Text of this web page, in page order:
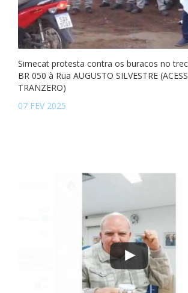
Simecat protesta contra os buracos no
BR 050 à Rua AUGUSTO SILVESTRE
TRANZERO)
07 FEV 2025